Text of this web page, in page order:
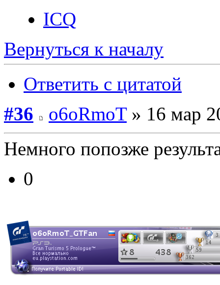
ICQ
Вернуться к началу
Ответить с цитатой
#36
o6oRmoT» 16 мар
Немного попозже
0